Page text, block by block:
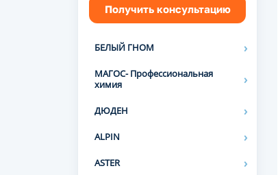
Получить консультацию
БЕЛЫЙ ГНОМ
МАГОС- Профессиональная
химия
ДЮДЕН
ALPIN
ASTER